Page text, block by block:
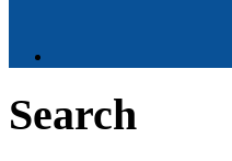
Search